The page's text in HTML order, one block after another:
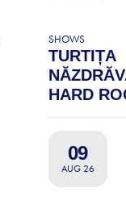
SHOWS
TURTIȚA
HARD
09
AUG 26